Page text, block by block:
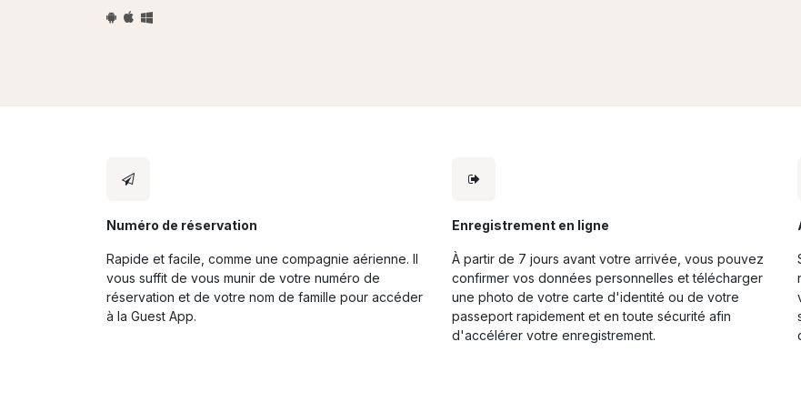
Numéro de réservation
Rapide et facile, comme une compagnie aérienne. Il
vous suffit de vous munir de votre numéro de
réservation et de votre nom de famille pour accéder
à la Guest App.
Enregistrement en ligne
À partir de 7 jours avant votre arrivée, vous pouvez
confirmer vos données personnelles et télécharger
une photo de votre carte d'identité ou de votre
passeport rapidement et en toute sécurité afin
d'accélérer votre enregistrement.